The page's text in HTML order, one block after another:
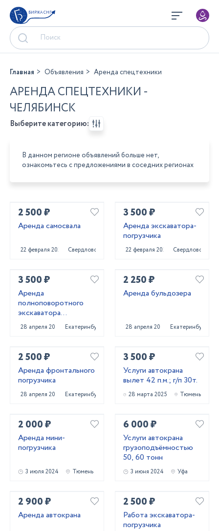
БИРЖА СНГ
Главная Объявления Аренда спецтехники
АРЕНДА СПЕЦТЕХНИКИ -
ЧЕЛЯБИНСК
Выберите категорию:
В данном регионе объявлений больше нет,
ознакомьтесь с предложениями в соседних регионах
2 500 ₽
Аренда самосвала
22 февраля 2025 Свердловск
3 500 ₽
Аренда экскаватора-
погрузчика
22 февраля 2025 Свердловск
3 500 ₽
Аренда
полноповоротного
экскаватора
погрузчика
28 апреля 2025 Екатеринбург
2 250 ₽
Аренда бульдозера
28 апреля 2025 Екатеринбург
2 500 ₽
Аренда фронтального
погрузчика
28 апреля 2025 Екатеринбург
3 500 ₽
Услуги автокрана
вылет 42 п.м.; г/п 30т.
28 марта 2025 Тюмень
2 000 ₽
Аренда мини-
погрузчика
3 июля 2024 Тюмень
6 000 ₽
Услуги автокрана
грузоподъёмностью
50, 60 тонн
3 июня 2024 Уфа
2 900 ₽
Аренда автокрана
2 500 ₽
Работа экскаватора-
погрузчика